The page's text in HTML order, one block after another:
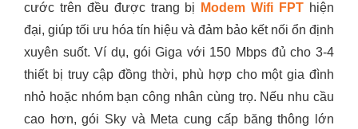
cước trên đều được trang bị
Modem Wifi FPT hiện
đại, giúp tối ưu hóa tín hiệu và đảm bảo kết nối ổn định
xuyên suốt. Ví dụ, gói Giga với 150 Mbps đủ cho 3-4
thiết bị truy cập đồng thời, phù hợp cho một gia đình
nhỏ hoặc nhóm bạn công nhân cùng trọ. Nếu nhu cầu
cao hơn, gói Sky và Meta cung cấp băng thông lớn